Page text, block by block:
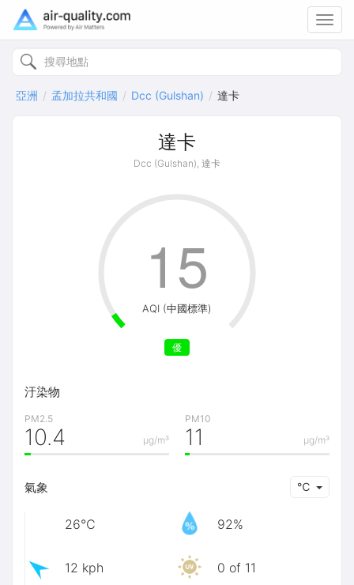
亞洲 孟加拉共和國 Dcc (Gulshan) 達卡
達卡
Dcc (Gulshan), 達卡
AQI (中國標準)
優
15
汙染物
PM2.5
μg/m³
10.4
PM10
μg/m³
11
氣象 ℃
26℃ 92%
12 kph 0 of 11